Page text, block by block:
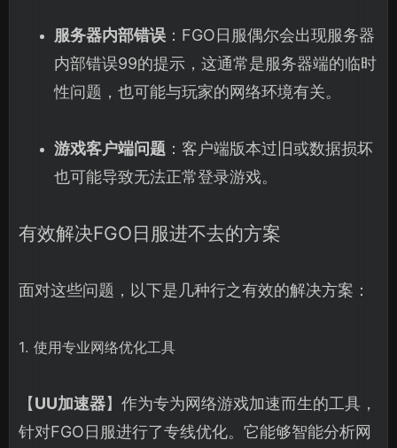
服务器内部错误：FGO日服偶尔会出现服务器
内部错误99的提示，这通常是服务器端的临时
性问题，也可能与玩家的网络环境有关。
游戏客户端问题：客户端版本过旧或数据损坏
也可能导致无法正常登录游戏。
有效解决FGO日服进不去的方案
面对这些问题，以下是几种行之有效的解决方案：
1. 使用专业网络优化工具
【UU加速器】作为专为网络游戏加速而生的工具，
针对FGO日服进行了专线优化。它能够智能分析网